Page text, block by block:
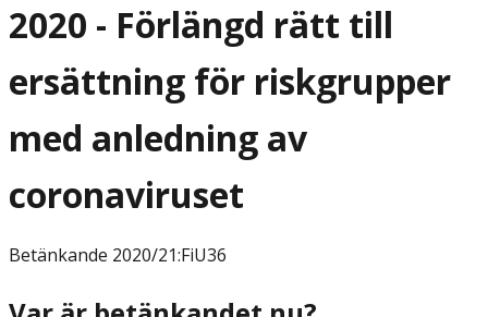
2020 - Förlängd rätt till
ersättning för riskgrupper
med anledning av
coronaviruset
Betänkande 2020/21:FiU36